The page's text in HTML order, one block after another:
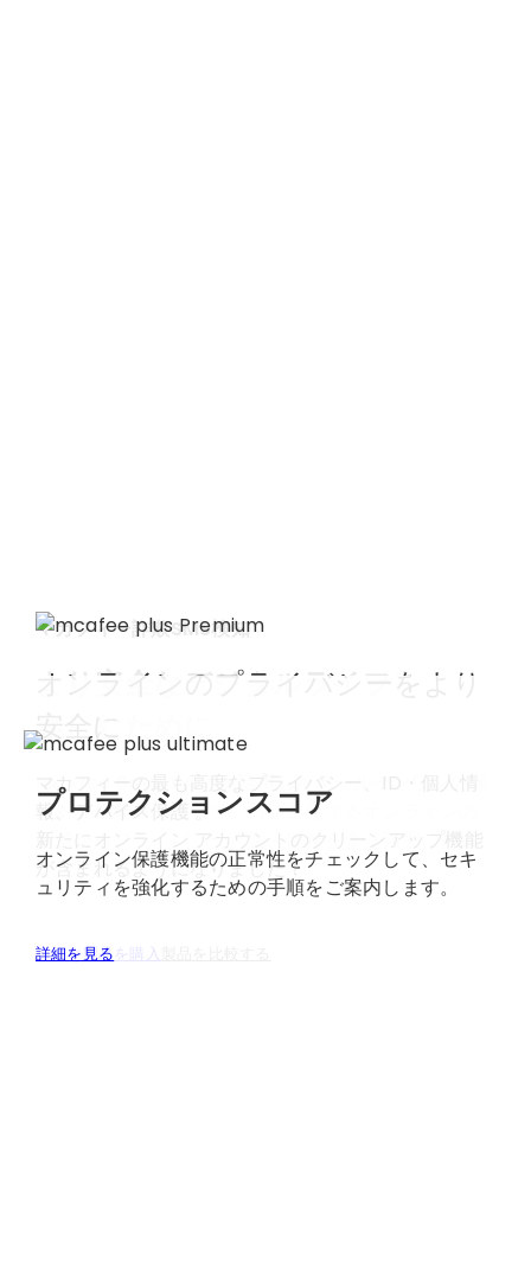
よりスマートな保護対策
詐欺被害を未然に防ぎましょう。危険なテキストメ
ッセージに対する自動検知機能と、QR コードのオン
ン、返信する前に詐欺を回避できます。
今すぐ製品を購入
マカフィー詐欺SMS検知
より安全なデジタルライフを
楽しむために
McAfee Smart AI™を活用したオールインワンの保
護対策機能を使用して、日々進化するオンラインの
しましょう。
今すぐ製品を購入
オンラインのプライバシーをより
安全に​
マカフィーの最も高度なプライバシー、ID・個人情
報、デバイス保護 。​
が含まれるようになりました！​
今すぐ製品を購入
プロテクションスコア
オンライン保護機能の正常性をチェックして、セキ
ュリティを強化するための手順をご案内します。
詳細を見る